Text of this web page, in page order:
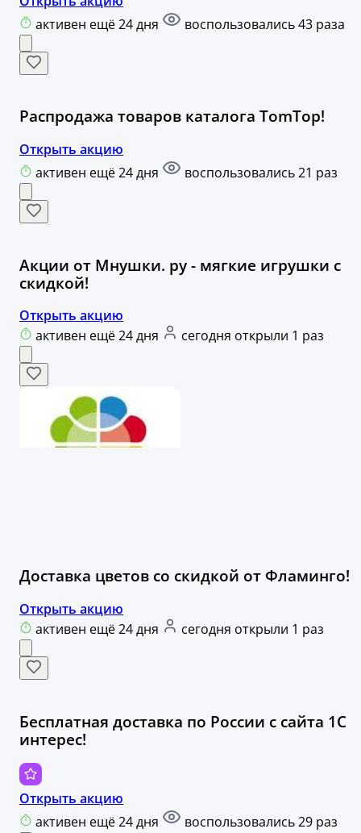
активен ещё 24 дня
воспользовались 43 раза
Распродажа товаров каталога TomTop!
Открыть акцию
активен ещё 24 дня
воспользовались 21 раз
Акции от Мнушки. ру - мягкие игрушки с
скидкой!
Открыть акцию
активен ещё 24 дня
сегодня открыли 1 раз
Доставка цветов со скидкой от Фламинго!
Открыть акцию
активен ещё 24 дня
сегодня открыли 1 раз
Бесплатная доставка по России с сайта 1С
интерес!
Открыть акцию
активен ещё 24 дня
воспользовались 29 раз